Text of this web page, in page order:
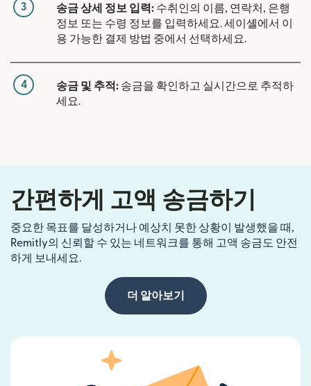
3 송금 상세 정보 입력: 수취인의 이름, 연락처, 은행
정보 또는 수령 정보를 입력하세요. 세이셸에서 이
용 가능한 결제 방법 중에서 선택하세요.
4 송금 및 추적: 송금을 확인하고 실시간으로 추적하
세요.
간편하게 고액 송금하기
중요한 목표를 달성하거나 예상치 못한 상황이 발생했을 때,
Remitly의 신뢰할 수 있는 네트워크를 통해 고액 송금도 안전
하게 보내세요.
더 알아보기